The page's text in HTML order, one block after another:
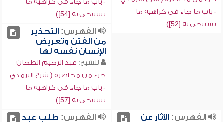
- باب ما جاء في كراهية ما
يستنجى به [52])
- باب ما جاء في كراهية ما
يستنجى به [54])
الفهرس:التحذير
من الفتن وتعريض
الإنسان نفسه لها
للشيخ: عبد الرحيم الطحان
جزء من محاضرة ( شرح الترمذي
- باب ما جاء في كراهية ما
يستنجى به [57])
الفهرس:الآثار عن
الفهرس: طلب عبد